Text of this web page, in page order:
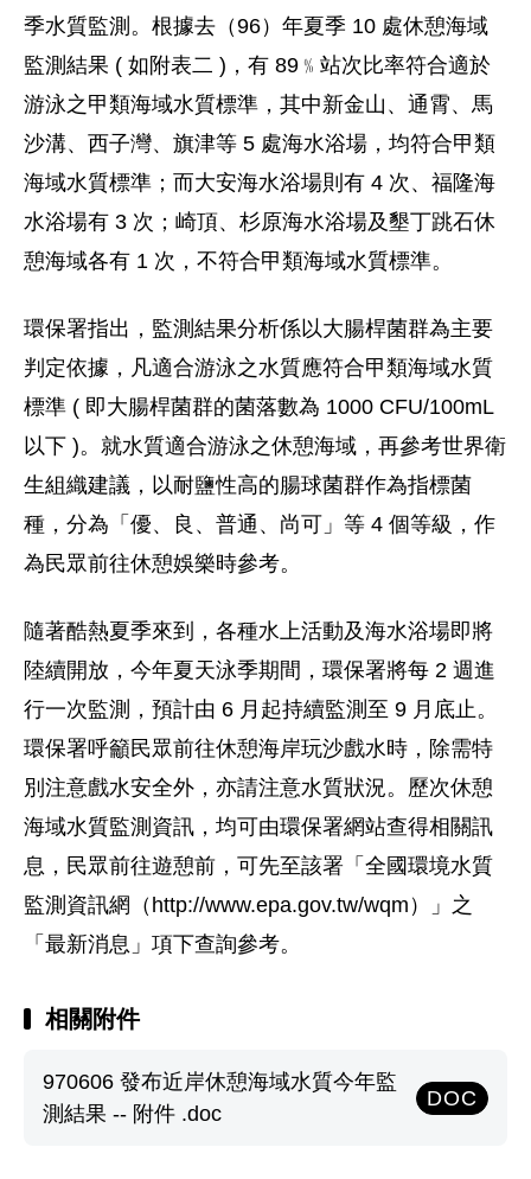
季水質監測。根據去（96）年夏季 10 處休憩海域
監測結果 ( 如附表二 )，有 89﹪站次比率符合適於
游泳之甲類海域水質標準，其中新金山、通霄、馬
沙溝、西子灣、旗津等 5 處海水浴場，均符合甲類
海域水質標準；而大安海水浴場則有 4 次、福隆海
水浴場有 3 次；崎頂、杉原海水浴場及墾丁跳石休
憩海域各有 1 次，不符合甲類海域水質標準。
環保署指出，監測結果分析係以大腸桿菌群為主要
判定依據，凡適合游泳之水質應符合甲類海域水質
標準 ( 即大腸桿菌群的菌落數為 1000 CFU/100mL
以下 )。就水質適合游泳之休憩海域，再參考世界衛
生組織建議，以耐鹽性高的腸球菌群作為指標菌
種，分為「優、良、普通、尚可」等 4 個等級，作
為民眾前往休憩娛樂時參考。
隨著酷熱夏季來到，各種水上活動及海水浴場即將
陸續開放，今年夏天泳季期間，環保署將每 2 週進
行一次監測，預計由 6 月起持續監測至 9 月底止。
環保署呼籲民眾前往休憩海岸玩沙戲水時，除需特
別注意戲水安全外，亦請注意水質狀況。歷次休憩
海域水質監測資訊，均可由環保署網站查得相關訊
息，民眾前往遊憩前，可先至該署「全國環境水質
監測資訊網（http://www.epa.gov.tw/wqm）」之
「最新消息」項下查詢參考。
相關附件
970606 發布近岸休憩海域水質今年監
測結果 -- 附件 .doc
DOC